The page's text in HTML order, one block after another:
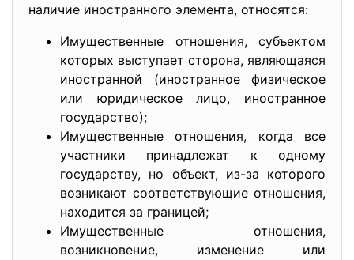
наличие иностранного элемента, относятся:
Имущественные отношения, субъектом
которых выступает сторона, являющаяся
иностранной (иностранное физическое
или юридическое лицо, иностранное
государство);
Имущественные отношения, когда все
участники принадлежат к одному
государству, но объект, из-за которого
возникают соответствующие отношения,
находится за границей;
Имущественные отношения,
возникновение, изменение или